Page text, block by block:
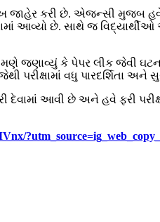
જાહેર કરી છે. એજન્સી મુજબ
આવ્યો છે. સાથે જ
જણાવ્યું કે પેપર લીક જેવી
વધુ પારદર્શિતા અને
દેવામાં આવી છે અને હવે ફરી